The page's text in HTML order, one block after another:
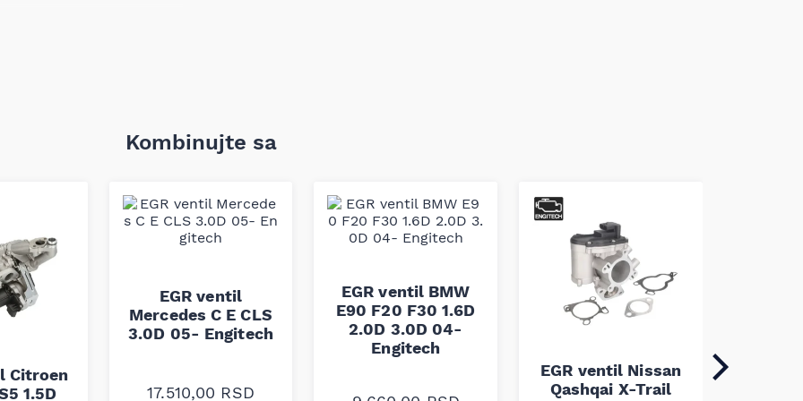
kao što su iridijum i
i visoke temperature.
koji traže pouzdanost i
dizajn obezbeđuju
idealnom komponentom
Kombinujte sa
Citroen
1.5D
EGR ventil
Mercedes C E CLS
3.0D 05- Engitech
17.510,00 RSD
EGR ventil BMW
E90 F20 F30 1.6D
2.0D 3.0D 04-
Engitech
EGR ventil Nissan
Qashqai X-Trail